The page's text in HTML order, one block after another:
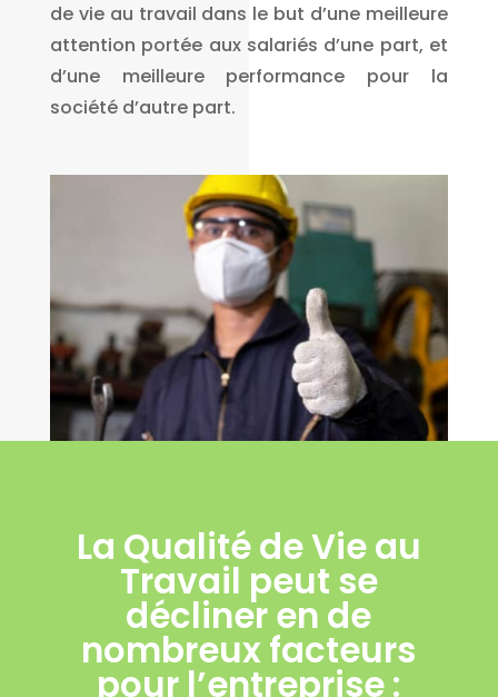
de vie au travail dans le but d’une meilleure
attention portée aux salariés d’une part, et
d’une meilleure performance pour la
société d’autre part.
La Qualité de Vie au
Travail peut se
décliner en de
nombreux facteurs
pour l’entreprise :